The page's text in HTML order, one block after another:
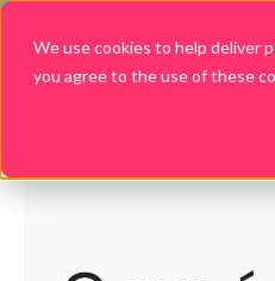
We use cookies to help deliver
you agree to the use of these